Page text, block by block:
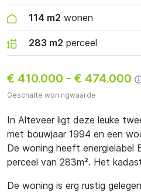
114 m2 wonen
283 m2 perceel
€ 410.000 - € 474.000
Geschatte woningwaarde
In Alteveer ligt deze leuke
met bouwjaar 1994 en een
De woning heeft energielabel
perceel van 283m². Het
De woning is erg rustig